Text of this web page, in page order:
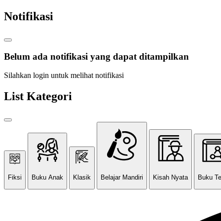
Notifikasi
Belum ada notifikasi yang dapat ditampilkan
Silahkan login untuk melihat notifikasi
List Kategori
Fiksi Buku Anak Klasik Belajar Mandiri Kisah Nyata Buku